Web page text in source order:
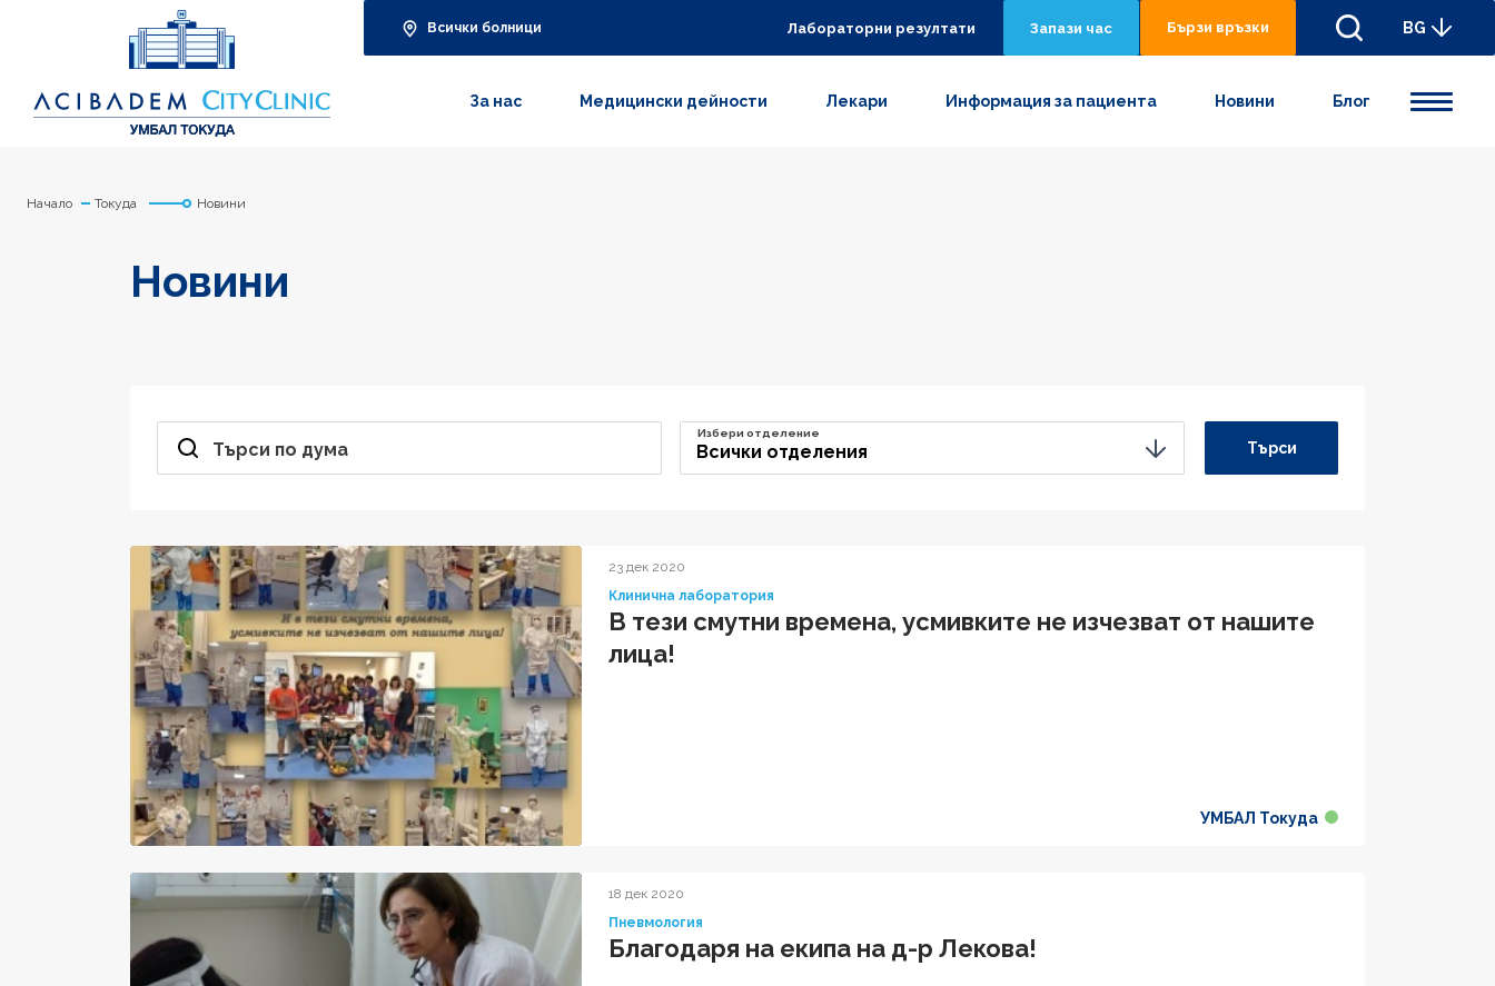
Всички болници Лабораторни резултати Запази час Бързи връзки BG
За нас Медицински дейности Лекари Информация за пациента Новини Блог
Начало Токуда Новини
Новини
Търси по дума Всички отделения
Избери отделение
Търси
23 дек 2020
Клинична лаборатория
В тези смутни времена, усмивките не изчезват от нашите
лица!
УМБАЛ Токуда
18 дек 2020
Пневмология
Благодаря на екипа на д-р Лекова!